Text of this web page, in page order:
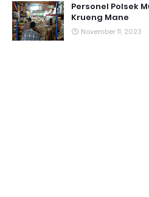
Personel Polsek
Krueng Mane
November 11, 2023